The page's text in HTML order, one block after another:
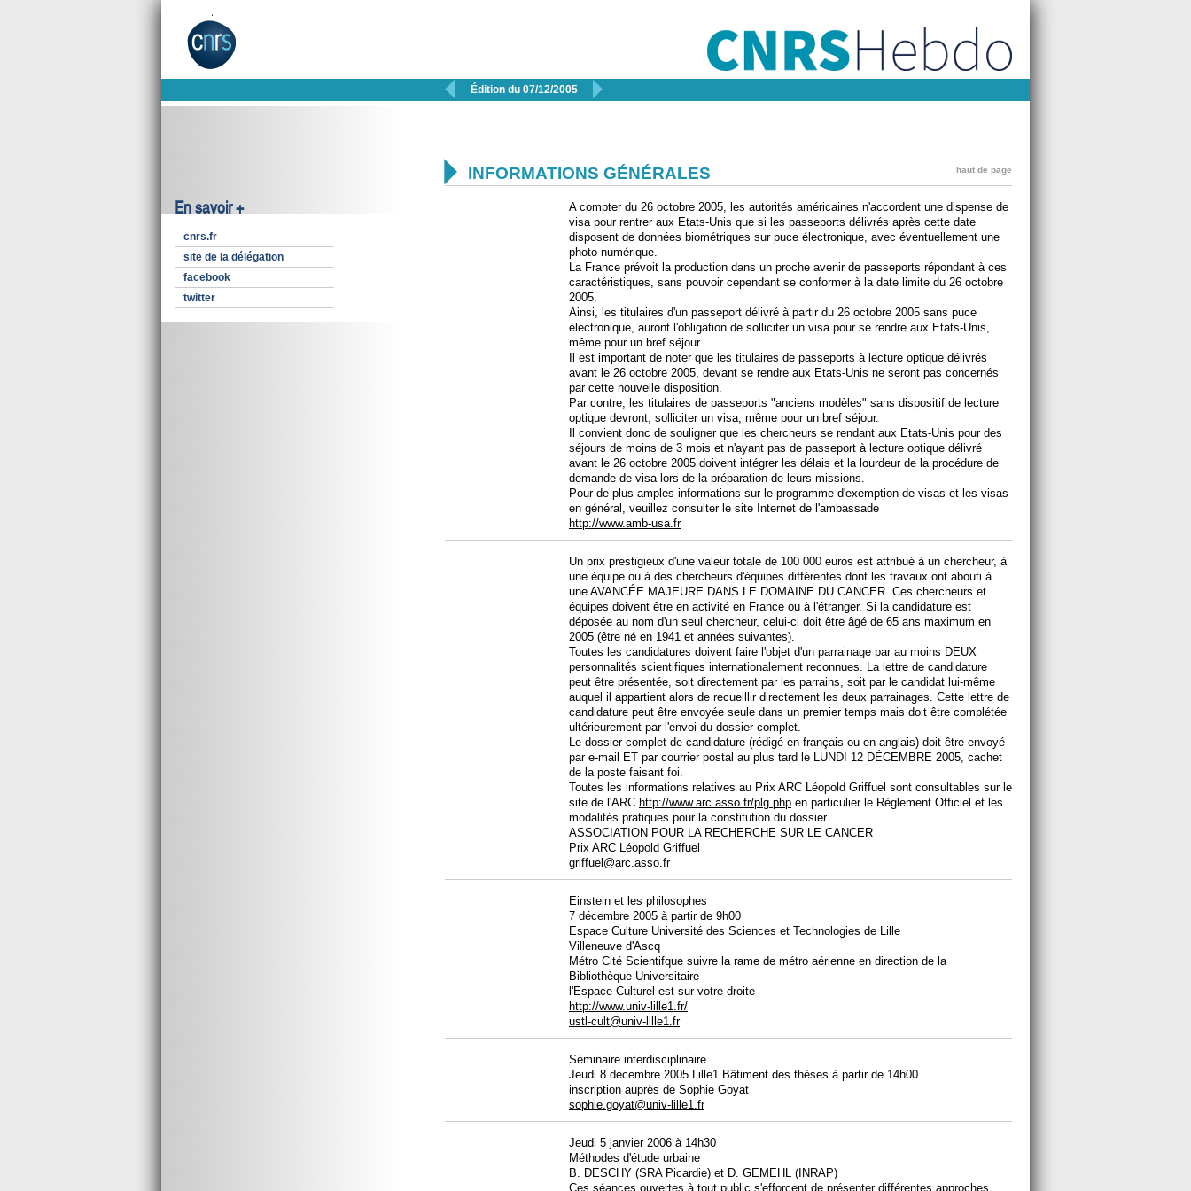
 Édition du 07/12/2005 
En savoir +
cnrs.fr
site de la délégation
facebook
twitter
 INFORMATIONS GÉNÉRALES haut de page
A compter du 26 octobre 2005, les autorités américaines n'accordent une dispense de
visa pour rentrer aux Etats-Unis que si les passeports délivrés après cette date
disposent de données biométriques sur puce électronique, avec éventuellement une
photo numérique.
La France prévoit la production dans un proche avenir de passeports répondant à ces
caractéristiques, sans pouvoir cependant se conformer à la date limite du 26 octobre
2005.
Ainsi, les titulaires d'un passeport délivré à partir du 26 octobre 2005 sans puce
électronique, auront l'obligation de solliciter un visa pour se rendre aux Etats-Unis,
même pour un bref séjour.
Il est important de noter que les titulaires de passeports à lecture optique délivrés
avant le 26 octobre 2005, devant se rendre aux Etats-Unis ne seront pas concernés
par cette nouvelle disposition.
Par contre, les titulaires de passeports "anciens modèles" sans dispositif de lecture
optique devront, solliciter un visa, même pour un bref séjour.
Il convient donc de souligner que les chercheurs se rendant aux Etats-Unis pour des
séjours de moins de 3 mois et n'ayant pas de passeport à lecture optique délivré
avant le 26 octobre 2005 doivent intégrer les délais et la lourdeur de la procédure de
demande de visa lors de la préparation de leurs missions.
Pour de plus amples informations sur le programme d'exemption de visas et les visas
en général, veuillez consulter le site Internet de l'ambassade
http://www.amb-usa.fr
Un prix prestigieux d'une valeur totale de 100 000 euros est attribué à un chercheur, à
une équipe ou à des chercheurs d'équipes différentes dont les travaux ont abouti à
une AVANCÉE MAJEURE DANS LE DOMAINE DU CANCER. Ces chercheurs et
équipes doivent être en activité en France ou à l'étranger. Si la candidature est
déposée au nom d'un seul chercheur, celui-ci doit être âgé de 65 ans maximum en
2005 (être né en 1941 et années suivantes).
Toutes les candidatures doivent faire l'objet d'un parrainage par au moins DEUX
personnalités scientifiques internationalement reconnues. La lettre de candidature
peut être présentée, soit directement par les parrains, soit par le candidat lui-même
auquel il appartient alors de recueillir directement les deux parrainages. Cette lettre de
candidature peut être envoyée seule dans un premier temps mais doit être complétée
ultérieurement par l'envoi du dossier complet.
Le dossier complet de candidature (rédigé en français ou en anglais) doit être envoyé
par e-mail ET par courrier postal au plus tard le LUNDI 12 DÉCEMBRE 2005, cachet
de la poste faisant foi.
Toutes les informations relatives au Prix ARC Léopold Griffuel sont consultables sur le
site de l'ARC http://www.arc.asso.fr/plg.php en particulier le Règlement Officiel et les
modalités pratiques pour la constitution du dossier.
ASSOCIATION POUR LA RECHERCHE SUR LE CANCER
Prix ARC Léopold Griffuel
griffuel@arc.asso.fr
Einstein et les philosophes
7 décembre 2005 à partir de 9h00
Espace Culture Université des Sciences et Technologies de Lille
Villeneuve d'Ascq
Métro Cité Scientifque suivre la rame de métro aérienne en direction de la
Bibliothèque Universitaire
l'Espace Culturel est sur votre droite
http://www.univ-lille1.fr/
ustl-cult@univ-lille1.fr
Séminaire interdisciplinaire
Jeudi 8 décembre 2005 Lille1 Bâtiment des thèses à partir de 14h00
inscription auprès de Sophie Goyat
sophie.goyat@univ-lille1.fr
Jeudi 5 janvier 2006 à 14h30
Méthodes d'étude urbaine
B. DESCHY (SRA Picardie) et D. GEMEHL (INRAP)
Ces séances ouvertes à tout public s'efforcent de présenter différentes approches